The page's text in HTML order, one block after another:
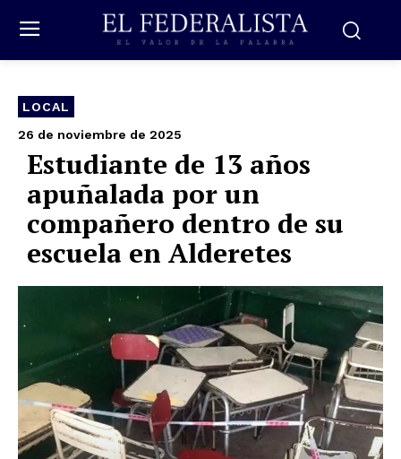
LOCAL
26 de noviembre de 2025
Estudiante de 13 años
apuñalada por un
compañero dentro de su
escuela en Alderetes